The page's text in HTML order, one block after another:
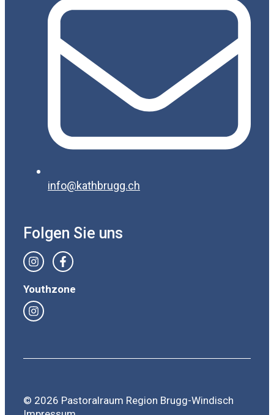
info@kathbrugg.ch
Folgen Sie uns
Youthzone
© 2026 Pastoralraum Region Brugg-Windisch